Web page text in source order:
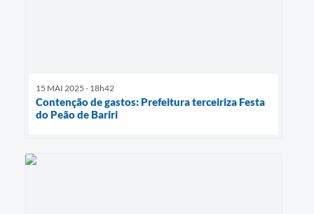
15 MAI 2025 - 18h42
Contenção de gastos: Prefeitura terceiriza Festa
do Peão de Bariri